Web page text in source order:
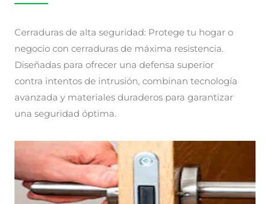
Cerraduras de alta seguridad: Protege tu hogar o
negocio con cerraduras de máxima resistencia.
Diseñadas para ofrecer una defensa superior
contra intentos de intrusión, combinan tecnología
avanzada y materiales duraderos para garantizar
una seguridad óptima.